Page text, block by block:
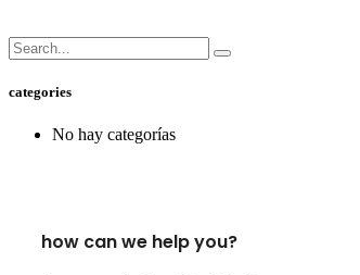
categories
No hay categorías
how can we help you?